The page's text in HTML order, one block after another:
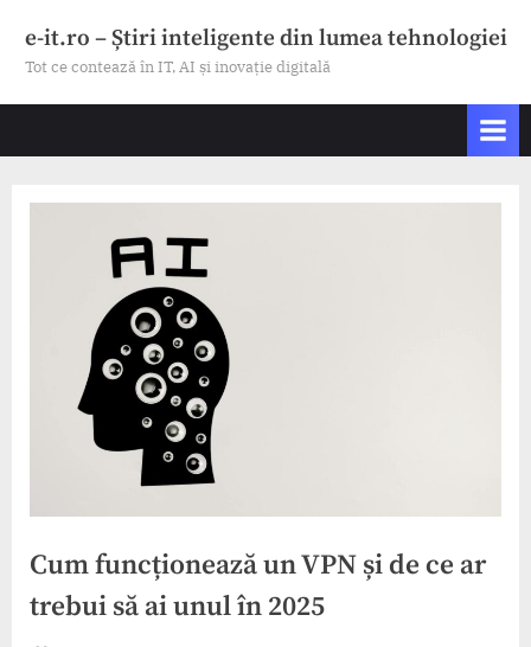
e-it.ro – Știri inteligente din lumea tehnologiei
Tot ce contează în IT, AI și inovație digitală
Cum funcționează un VPN și de ce ar
trebui să ai unul în 2025